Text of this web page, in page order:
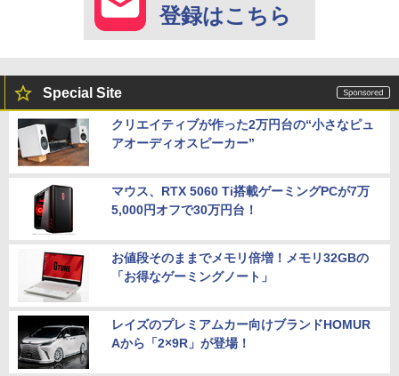
登録はこちら
Special Site
クリエイティブが作った2万円台の“小さなピュ
アオーディオスピーカー”
マウス、RTX 5060 Ti搭載ゲーミングPCが7万
5,000円オフで30万円台！
お値段そのままでメモリ倍増！メモリ32GBの
「お得なゲーミングノート」
レイズのプレミアムカー向けブランドHOMUR
Aから「2×9R」が登場！